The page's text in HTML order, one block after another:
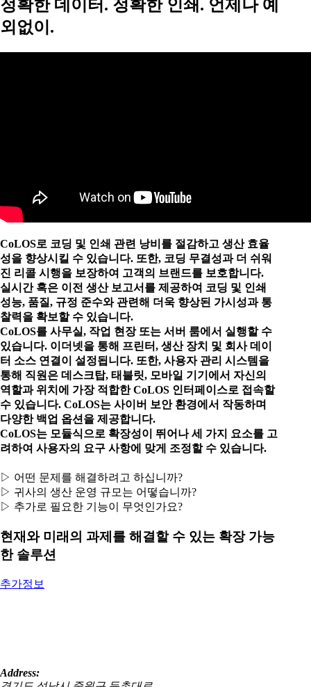
정확한 데이터. 정확한 인쇄. 언제나 예
외없이.
CoLOS로 코딩 및 인쇄 관련 낭비를 절감하고 생산 효율
성을 향상시킬 수 있습니다. 또한, 코딩 무결성과 더 쉬워
진 리콜 시행을 보장하여 고객의 브랜드를 보호합니다.
실시간 혹은 이전 생산 보고서를 제공하여 코딩 및 인쇄
성능, 품질, 규정 준수와 관련해 더욱 향상된 가시성과 통
찰력을 확보할 수 있습니다.
CoLOS를 사무실, 작업 현장 또는 서버 룸에서 실행할 수
있습니다. 이더넷을 통해 프린터, 생산 장치 및 회사 데이
터 소스 연결이 설정됩니다. 또한, 사용자 관리 시스템을
통해 직원은 데스크탑, 태블릿, 모바일 기기에서 자신의
역할과 위치에 가장 적합한 CoLOS 인터페이스로 접속할
수 있습니다. CoLOS는 사이버 보안 환경에서 작동하며
다양한 백업 옵션을 제공합니다.
CoLOS는 모듈식으로 확장성이 뛰어나 세 가지 요소를 고
려하여 사용자의 요구 사항에 맞게 조정할 수 있습니다.
▷ 어떤 문제를 해결하려고 하십니까?
▷ 귀사의 생산 운영 규모는 어떻습니까?
▷ 추가로 필요한 기능이 무엇인가요?
현재와 미래의 과제를 해결할 수 있는 확장 가능
한 솔루션
추가정보
Address: